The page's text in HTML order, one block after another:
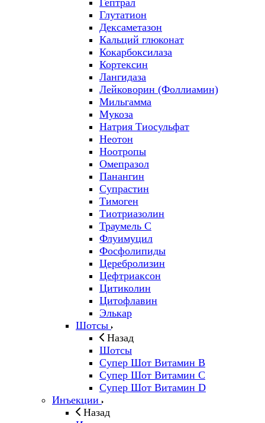
Гептрал
Глутатион
Дексаметазон
Кальций глюконат
Кокарбоксилаза
Кортексин
Лангидаза
Лейковорин (Фоллиамин)
Мильгамма
Мукоза
Натрия Тиосульфат
Неотон
Ноотропы
Омепразол
Панангин
Супрастин
Тимоген
Тиотриазолин
Траумель С
Флуимуцил
Фосфолипиды
Церебролизин
Цефтриаксон
Цитиколин
Цитофлавин
Элькар
Шотсы
Назад
Шотсы
Супер Шот Витамин B
Супер Шот Витамин C
Супер Шот Витамин D
Инъекции
Назад